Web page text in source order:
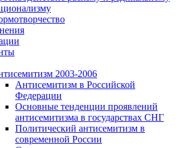
2003-2006
Антисемитизм в Российской
Федерации
Основные тенденции проявлений
антисемитизма в государствах СНГ
Политический антисемитизм в
современной России